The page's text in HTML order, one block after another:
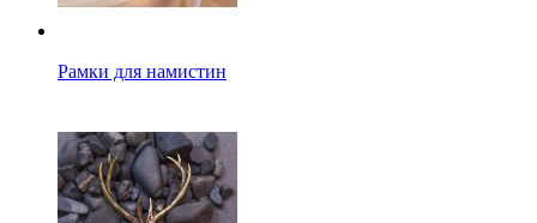
Рамки для намистин